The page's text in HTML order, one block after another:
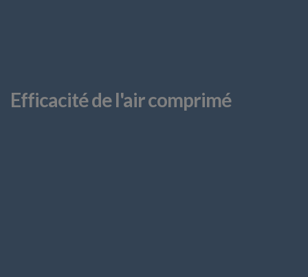
Efficacité de l'air comprimé